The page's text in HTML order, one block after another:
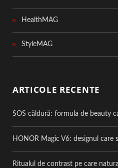
HealthMAG
StyleMAG
ARTICOLE RECENTE
SOS căldură: formula de beauty
HONOR Magic V6: designul care
Ritualul de contrast pe care